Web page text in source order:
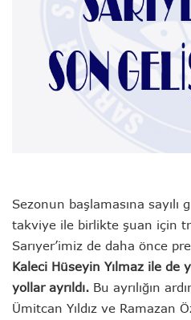
Sezonun başlamasına
takviye ile birlikte şuan için
Sarıyer’imiz de daha önce
Kaleci Hüseyin Yılmaz ile de
yollar ayrıldı. Bu ayrılığın
Ümitcan Yıldız ve Ramazan